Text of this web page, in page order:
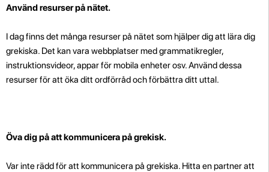
Använd resurser på nätet.
I dag finns det många resurser på nätet som hjälper dig att lära dig
grekiska. Det kan vara webbplatser med grammatikregler,
instruktionsvideor, appar för mobila enheter osv. Använd dessa
resurser för att öka ditt ordförråd och förbättra ditt uttal.
Öva dig på att kommunicera på grekisk.
Var inte rädd för att kommunicera på grekiska. Hitta en partner att